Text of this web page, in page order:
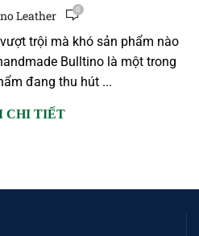
Leather 0
trội mà khó sản phẩm nào
Bulltino là một trong
đang thu hút ...
CHI TIẾT